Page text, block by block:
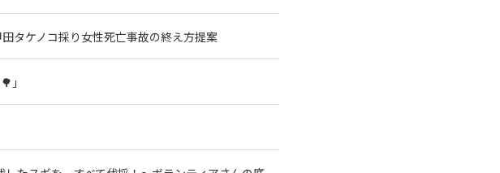
タケノコ採り女性死亡事故の終え方提案
」